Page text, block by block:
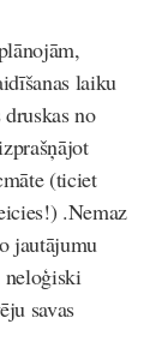
laiku
no
(ticiet
.Nemaz
jautājumu
savas